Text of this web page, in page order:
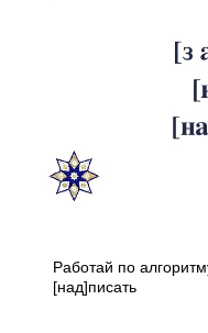
Работай по
[над]писать